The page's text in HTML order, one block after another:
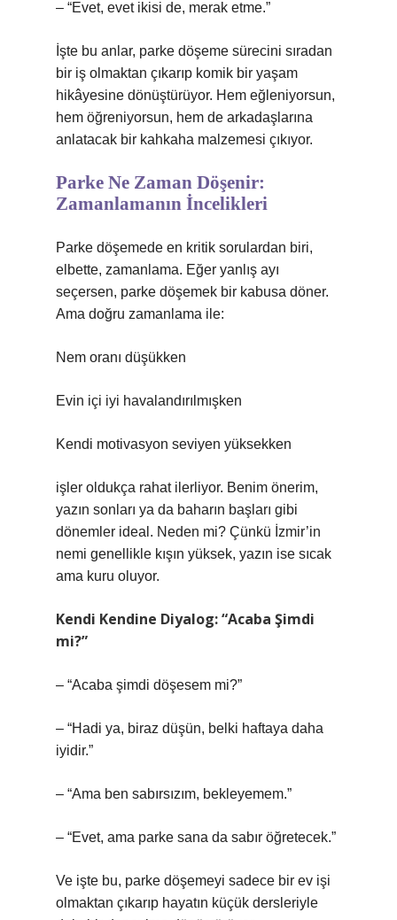
– “Evet, evet ikisi de, merak etme.”
İşte bu anlar, parke döşeme sürecini sıradan
bir iş olmaktan çıkarıp komik bir yaşam
hikâyesine dönüştürüyor. Hem eğleniyorsun,
hem öğreniyorsun, hem de arkadaşlarına
anlatacak bir kahkaha malzemesi çıkıyor.
Parke Ne Zaman Döşenir:
Zamanlamanın İncelikleri
Parke döşemede en kritik sorulardan biri,
elbette, zamanlama. Eğer yanlış ayı
seçersen, parke döşemek bir kabusa döner.
Ama doğru zamanlama ile:
Nem oranı düşükken
Evin içi iyi havalandırılmışken
Kendi motivasyon seviyen yüksekken
işler oldukça rahat ilerliyor. Benim önerim,
yazın sonları ya da baharın başları gibi
dönemler ideal. Neden mi? Çünkü İzmir’in
nemi genellikle kışın yüksek, yazın ise sıcak
ama kuru oluyor.
Kendi Kendine Diyalog: “Acaba Şimdi
mi?”
– “Acaba şimdi döşesem mi?”
– “Hadi ya, biraz düşün, belki haftaya daha
iyidir.”
– “Ama ben sabırsızım, bekleyemem.”
– “Evet, ama parke sana da sabır öğretecek.”
Ve işte bu, parke döşemeyi sadece bir ev işi
olmaktan çıkarıp hayatın küçük dersleriyle